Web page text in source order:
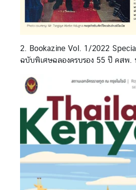
e
w
&
A
n
n
o
c
e
2. Bookazine Vol. 1/2022
ฉบับพิเศษฉลองครบรอง 55 ปี คสพ.